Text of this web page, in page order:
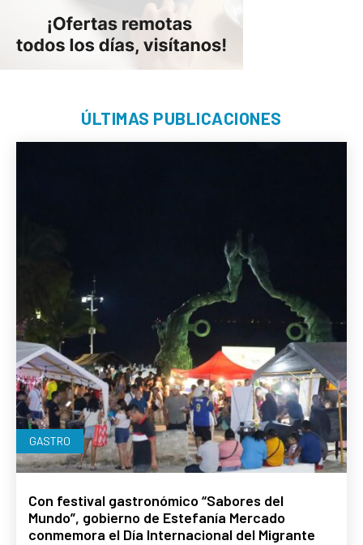
ÚLTIMAS PUBLICACIONES
GASTRO
Con festival gastronómico “Sabores del
Mundo”, gobierno de Estefanía Mercado
conmemora el Día Internacional del Migrante